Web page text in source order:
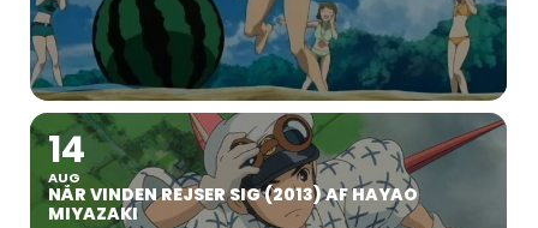
14
AUG
NÅR VINDEN REJSER SIG (2013) AF HAYAO
MIYAZAKI